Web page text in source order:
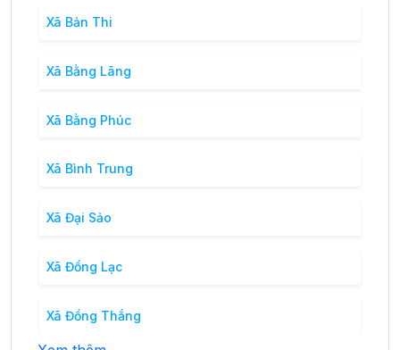
Xã Bản Thi
Xã Bằng Lãng
Xã Bằng Phúc
Xã Bình Trung
Xã Đại Sảo
Xã Đồng Lạc
Xã Đồng Thắng